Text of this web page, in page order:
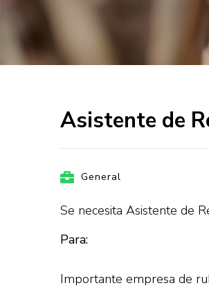
Asistente de
General
Se necesita Asistente de
Para:
Importante empresa de